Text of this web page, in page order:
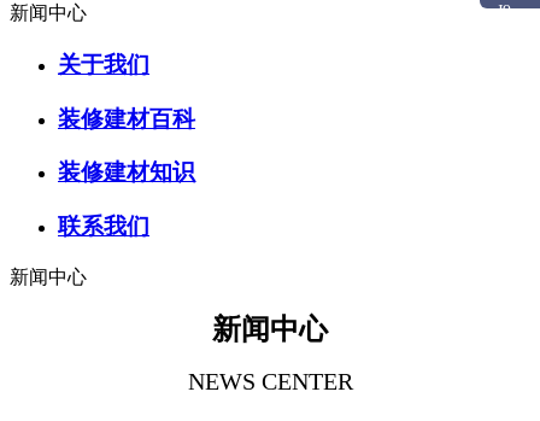
新闻中心
关于我们
装修建材百科
装修建材知识
联系我们
新闻中心
新闻中心
NEWS CENTER